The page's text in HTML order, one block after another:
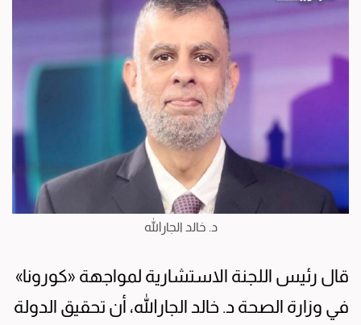
د. خالد الجارالله
قال رئيس اللجنة الاستشارية لمواجهة «كورونا»
في وزارة الصحة د. خالد الجارالله، أن تحقيق الدولة